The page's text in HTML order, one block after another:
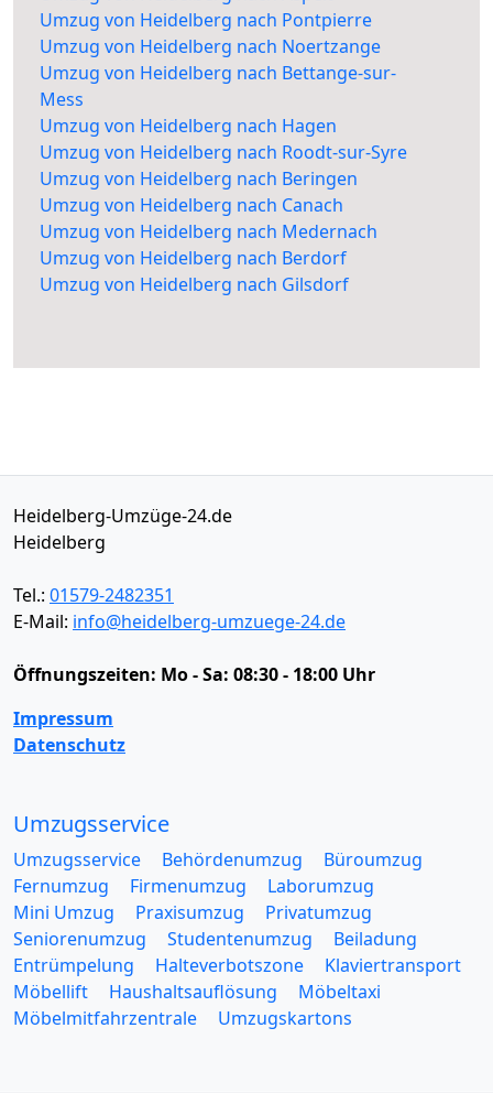
Umzug von Heidelberg nach Pontpierre
Umzug von Heidelberg nach Noertzange
Umzug von Heidelberg nach Bettange-sur-
Mess
Umzug von Heidelberg nach Hagen
Umzug von Heidelberg nach Roodt-sur-Syre
Umzug von Heidelberg nach Beringen
Umzug von Heidelberg nach Canach
Umzug von Heidelberg nach Medernach
Umzug von Heidelberg nach Berdorf
Umzug von Heidelberg nach Gilsdorf
Heidelberg-Umzüge-24.de
Heidelberg
Tel.: 01579-2482351
E-Mail: info@heidelberg-umzuege-24.de
Öffnungszeiten: Mo - Sa: 08:30 - 18:00 Uhr
Impressum
Datenschutz
Umzugsservice
Umzugsservice Behördenumzug
Büroumzug
Fernumzug
Firmenumzug
Laborumzug
Mini Umzug
Praxisumzug
Privatumzug
Seniorenumzug
Studentenumzug
Beiladung
Entrümpelung
Halteverbotszone
Klaviertransport
Möbellift
Haushaltsauflösung
Möbeltaxi
Möbelmitfahrzentrale
Umzugskartons